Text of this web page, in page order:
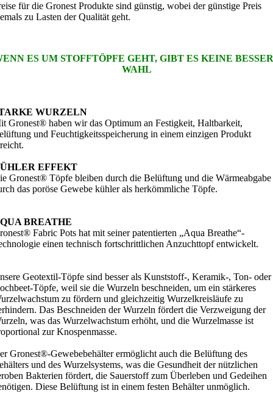
für die Gronest Produkte sind günstig, wobei der günstige Preis
zu Lasten der Qualität geht.
ES UM STOFFTÖPFE GEHT, GIBT ES KEINE
WAHL
WURZELN
Gronest® haben wir das Optimum an Festigkeit, Haltbarkeit,
und Feuchtigkeitsspeicherung in einem einzigen Produkt
EFFEKT
Gronest® Töpfe bleiben durch die Belüftung und die Wärmeabgabe
das poröse Gewebe kühler als herkömmliche Töpfe.
BREATHE
Fabric Pots hat mit seiner patentierten „Aqua Breathe“-
einen technisch fortschrittlichen Anzuchttopf entwickelt.
Geotextil-Töpfe sind besser als Kunststoff-, Keramik-, Ton- oder
Töpfe, weil sie die Wurzeln beschneiden, um ein stärkeres
zu fördern und gleichzeitig Wurzelkreisläufe zu
Das Beschneiden der Wurzeln fördert die Verzweigung der
was das Wurzelwachstum erhöht, und die Wurzelmasse ist
zur Knospenmasse.
Gronest®-Gewebebehälter ermöglicht auch die Belüftung des
und des Wurzelsystems, was die Gesundheit der nützlichen
Bakterien fördert, die Sauerstoff zum Überleben und Gedeihen
Diese Belüftung ist in einem festen Behälter unmöglich.